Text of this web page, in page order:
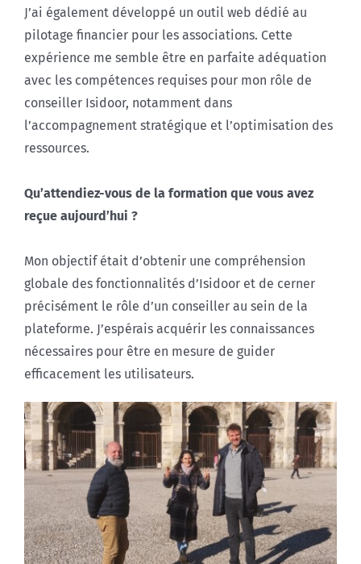
J’ai également développé un outil web dédié au
pilotage financier pour les associations. Cette
expérience me semble être en parfaite adéquation
avec les compétences requises pour mon rôle de
conseiller Isidoor, notamment dans
l’accompagnement stratégique et l’optimisation des
ressources.
Qu’attendiez-vous de la formation que vous avez
reçue aujourd’hui ?
Mon objectif était d’obtenir une compréhension
globale des fonctionnalités d’Isidoor et de cerner
précisément le rôle d’un conseiller au sein de la
plateforme. J’espérais acquérir les connaissances
nécessaires pour être en mesure de guider
efficacement les utilisateurs.